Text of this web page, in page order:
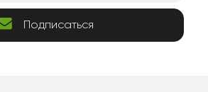
Подписаться